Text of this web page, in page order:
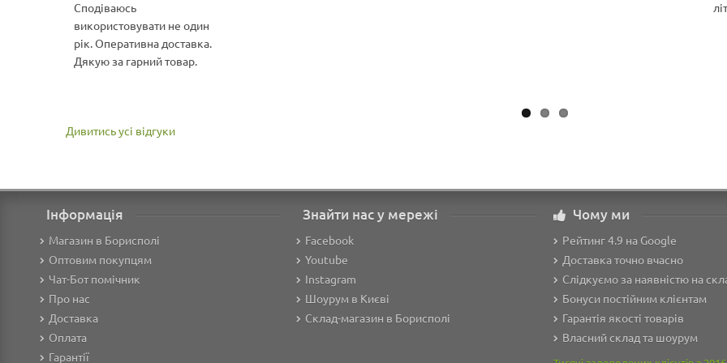
Сподіваюсь
використовувати не один
рік. Оперативна доставка.
Дякую за гарний товар.
Дивитись усі відгуки
Інформація
Магазин в Борисполі
Оптовим покупцям
Чат-Бот помічник
Про нас
Доставка
Оплата
Гарантії
Знайти нас у мережі
Facebook
Youtube
Instagram
Шоурум в Києві
Склад-магазин в Борисполі
Чому ми
Рейтинг 4.9 на Google
Доставка точно вчасно
Слідкуємо за наявністю на
Бонуси постійним клієнтам
Гарантія якості товарів
Власний склад та шоурум